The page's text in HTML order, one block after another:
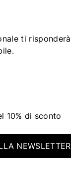
ti risponderà
10% di sconto
NEWSLETTER